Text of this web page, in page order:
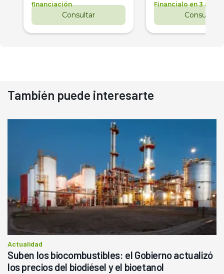
financiación
Consultar
Financialo en 3 años
Consultar
También puede interesarte
Actualidad
Suben los biocombustibles: el Gobierno actualizó
los precios del biodiésel y el bioetanol